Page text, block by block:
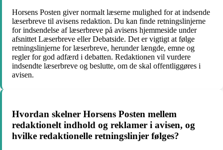
Horsens Posten giver normalt læserne mulighed for at indsende
læserbreve til avisens redaktion. Du kan finde retningslinjerne
for indsendelse af læserbreve på avisens hjemmeside under
afsnittet Læserbreve eller Debatside. Det er vigtigt at følge
retningslinjerne for læserbreve, herunder længde, emne og
regler for god adfærd i debatten. Redaktionen vil vurdere
indsendte læserbreve og beslutte, om de skal offentliggøres i
avisen.
Hvordan skelner Horsens Posten mellem
redaktionelt indhold og reklamer i avisen, og
hvilke redaktionelle retningslinjer følges?